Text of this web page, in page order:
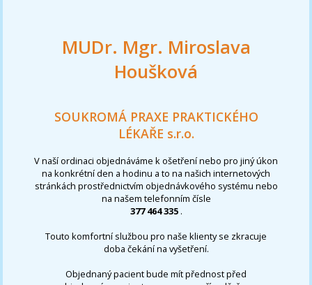
MUDr. Mgr. Miroslava
Houšková
SOUKROMÁ PRAXE PRAKTICKÉHO
LÉKAŘE s.r.o.
V naší ordinaci objednáváme k ošetření nebo pro jiný úkon
na konkrétní den a hodinu a to na našich internetových
stránkách prostřednictvím objednávkového systému nebo
na našem telefonním čísle
377 464 335 .
Touto komfortní službou pro naše klienty se zkracuje
doba čekání na vyšetření.
Objednaný pacient bude mít přednost před